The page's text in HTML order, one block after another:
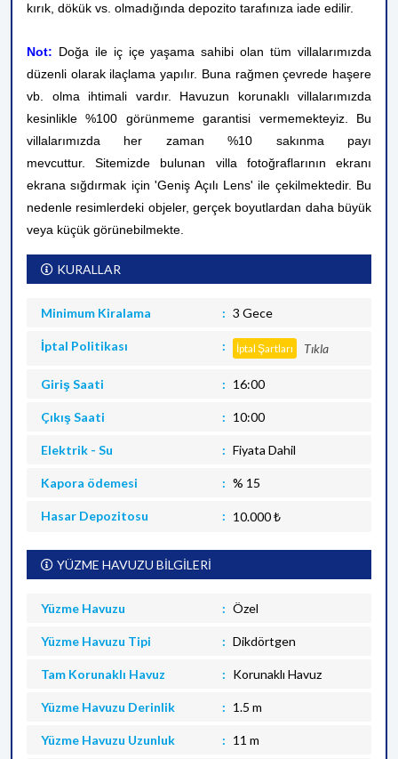
kırık, dökük vs. olmadığında depozito tarafınıza iade edilir.
Not: Doğa ile iç içe yaşama sahibi olan tüm villalarımızda
düzenli olarak ilaçlama yapılır. Buna rağmen çevrede haşere
vb. olma ihtimali vardır. Havuzun korunaklı villalarımızda
kesinlikle %100 görünmeme garantisi vermemekteyiz. Bu
villalarımızda her zaman %10 sakınma payı
mevcuttur.Sitemizde bulunan villa fotoğraflarının ekranı
ekrana sığdırmak için 'Geniş Açılı Lens' ile çekilmektedir. Bu
nedenle resimlerdeki objeler, gerçek boyutlardan daha büyük
veya küçük görünebilmekte.
KURALLAR
Minimum Kiralama 3 Gece
İptal Politikası İptal Şartları Tıkla
Giriş Saati 16:00
Çıkış Saati 10:00
Elektrik - Su Fiyata Dahil
Kapora ödemesi % 15
Hasar Depozitosu 10.000 ₺
YÜZME HAVUZU BİLGİLERİ
Yüzme Havuzu Özel
Yüzme Havuzu Tipi Dikdörtgen
Tam Korunaklı Havuz Korunaklı Havuz
Yüzme Havuzu Derinlik 1.5 m
Yüzme Havuzu Uzunluk 11 m